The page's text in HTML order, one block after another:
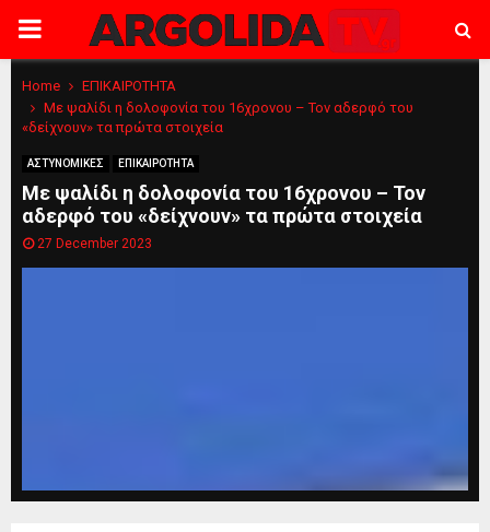
PRIMARY
MENU
Home
ΕΠΙΚΑΙΡΟΤΗΤΑ
Με ψαλίδι η δολοφονία του 16χρονου – Τον αδερφό του
«δείχνουν» τα πρώτα στοιχεία
ΑΣΤΥΝΟΜΙΚΕΣ ΕΠΙΚΑΙΡΟΤΗΤΑ
Με ψαλίδι η δολοφονία του 16χρονου – Τον
αδερφό του «δείχνουν» τα πρώτα στοιχεία
27 December 2023